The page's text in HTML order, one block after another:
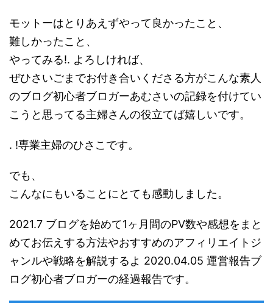
モットーはとりあえずやって良かったこと、
難しかったこと、
やってみる!. よろしければ、
ぜひさいごまでお付き合いくださる方がこんな素人
のブログ初心者ブロガーあむさいの記録を付けてい
こうと思ってる主婦さんの役立てば嬉しいです。
. !専業主婦のひさこです。
でも、
こんなにもいることにとても感動しました。
2021.7 ブログを始めて1ヶ月間のPV数や感想をまと
めてお伝えする方法やおすすめのアフィリエイトジ
ャンルや戦略を解説するよ 2020.04.05 運営報告ブ
ログ初心者ブロガーの経過報告です。